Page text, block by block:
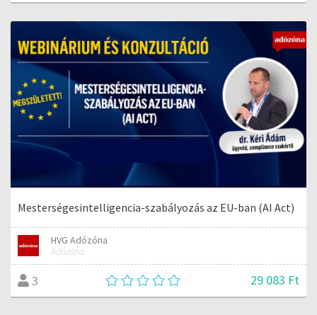
Mesterségesintelligencia-szabályozás az EU-ban (AI Act)
HVG Adózóna
Adózóna
3 29 083 Ft